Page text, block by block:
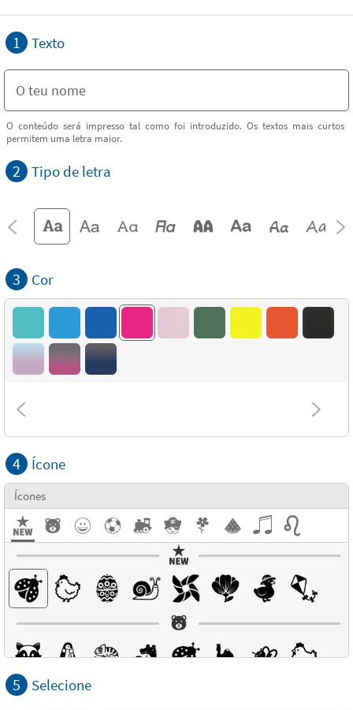
1 Texto
O conteúdo será impresso tal como foi introduzido. Os textos mais curtos
permitem uma letra maior.
2 Tipo de letra
3 Cor
4 Ícone
Ícones
5 Selecione